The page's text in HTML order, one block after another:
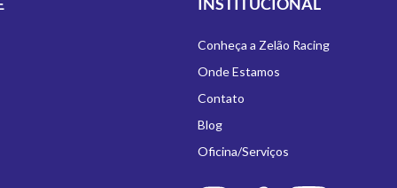
Conheça a Zelão Racing
Onde Estamos
Contato
Blog
Oficina/Serviços